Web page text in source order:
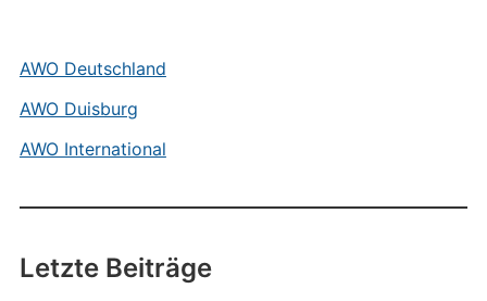
AWO Deutschland
AWO Duisburg
AWO International
Letzte Beiträge